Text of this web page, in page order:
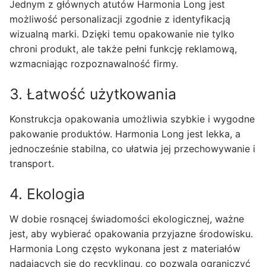
Jednym z głównych atutów Harmonia Long jest
możliwość personalizacji zgodnie z identyfikacją
wizualną marki. Dzięki temu opakowanie nie tylko
chroni produkt, ale także pełni funkcję reklamową,
wzmacniając rozpoznawalność firmy.
3. Łatwość użytkowania
Konstrukcja opakowania umożliwia szybkie i wygodne
pakowanie produktów. Harmonia Long jest lekka, a
jednocześnie stabilna, co ułatwia jej przechowywanie i
transport.
4. Ekologia
W dobie rosnącej świadomości ekologicznej, ważne
jest, aby wybierać opakowania przyjazne środowisku.
Harmonia Long często wykonana jest z materiałów
nadających się do recyklingu, co pozwala ograniczyć